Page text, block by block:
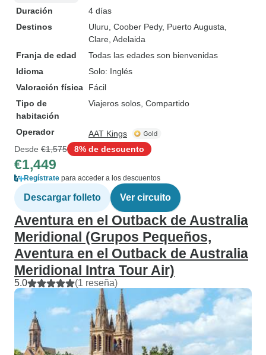
Duración
4 días
Destinos
Uluru , Coober Pedy, Puerto Augusta
Clare , Adelaida
Franja de edad
Todas las edades son bienvenidas
Idioma
Solo: Inglés
Valoración física
Fácil
Tipo de
habitación
Viajeros solos, Compartido
Operador
AAT Kings
Desde €1,575 8% de descuento
€1,449
Regístrate para acceder a los descuentos
Descargar folleto Ver circuito
Aventura en el Outback de Australia
Meridional (Grupos Pequeños,
Aventura en el Outback de Australia
Meridional Intra Tour Air)
5.0 (1 reseña)